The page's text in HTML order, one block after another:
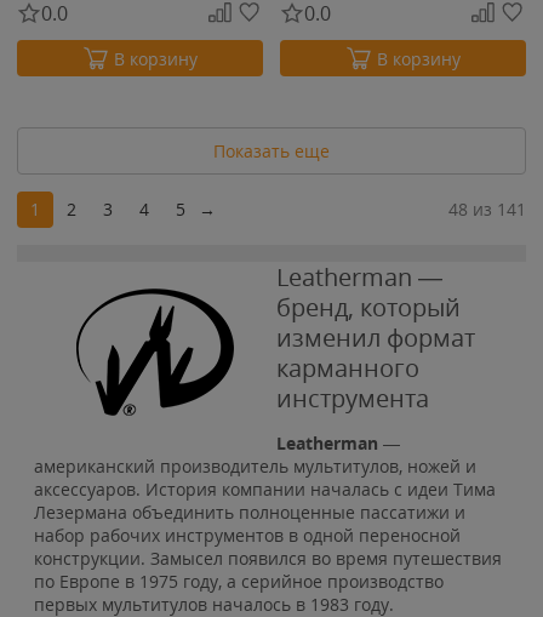
0.0
В корзину
0.0
В корзину
Показать еще
1 2 3 4 5 → 48 из 141
Leatherman —
бренд, который
изменил формат
карманного
инструмента
Leatherman —
американский производитель мультитулов, ножей и
аксессуаров. История компании началась с идеи Тима
Лезермана объединить полноценные пассатижи и
набор рабочих инструментов в одной переносной
конструкции. Замысел появился во время путешествия
по Европе в 1975 году, а серийное производство
первых мультитулов началось в 1983 году.